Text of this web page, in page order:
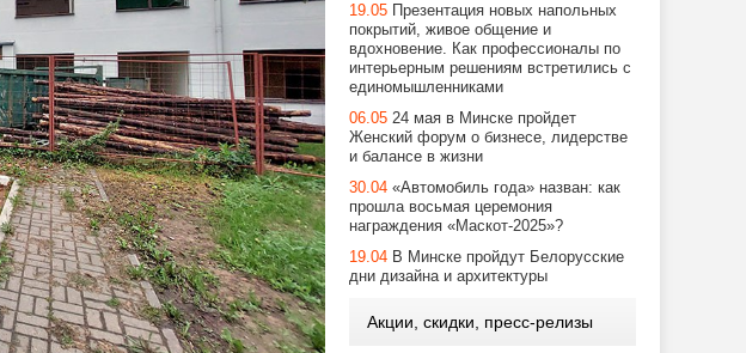
19.05 Презентация новых напольных
покрытий, живое общение и
вдохновение. Как профессионалы по
интерьерным решениям встретились с
единомышленниками
06.05 24 мая в Минске пройдет
Женский форум о бизнесе, лидерстве
и балансе в жизни
30.04 «Автомобиль года» назван: как
прошла восьмая церемония
награждения «Маскот-2025»?
19.04 В Минске пройдут Белорусские
дни дизайна и архитектуры
Акции, скидки, пресс-релизы